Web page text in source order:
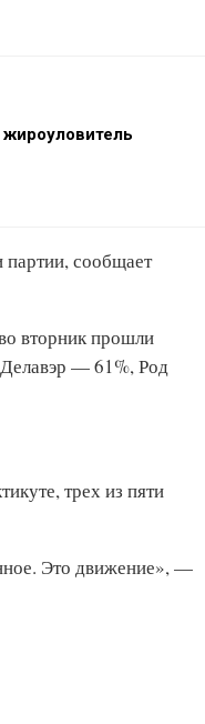
сообщает
вторник прошли
— 61%, Род
трех из пяти
Это движение», —